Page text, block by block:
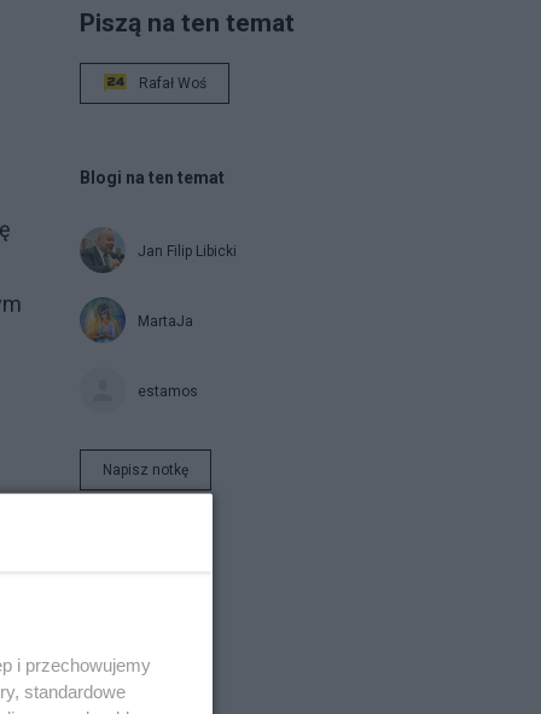
Piszą na ten temat
Rafał Woś
Blogi na ten temat
Jan Filip Libicki
MartaJa
estamos
Napisz notkę
i przechowujemy
standardowe